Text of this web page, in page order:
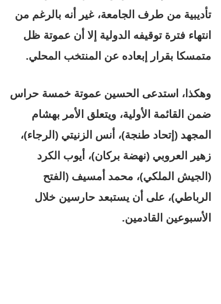
تأديبية من طرف الجامعة، غير أنه بالرغم من
انتهاء فترة توقيفه الدولية إلا أن عموتة ظل
متمسكا بقرار إبعاده عن المنتخب المحلي.
وهكذا، استدعى الحسين عموتة خمسة حراس
ضمن القائمة الأولية، ويتعلق الأمر بهشام
المجهد (إتحاد طنجة)، أنس الزنيتي (الرجاء)،
زهير العروبي (نهضة بركان)، أيوب الكرد
(الجيش الملكي)، محمد أمسيف (الفتح
الرباطي)، على أن يستبعد حارسين خلال
الأسبوعين القادمين.